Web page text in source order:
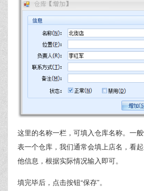
这里的名称一栏，可填入仓库名称。一
表一个仓库，我们通常会填上店名，看
他信息，根据实际情况输入即可。
填完毕后，点击按钮“保存”。